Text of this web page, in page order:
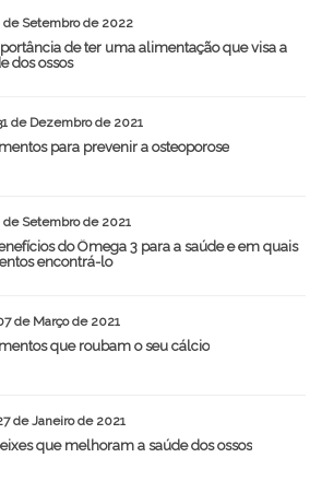
de Setembro de 2022
de ter uma alimentação que visa a
dos ossos
de Dezembro de 2021
para prevenir a osteoporose
de Setembro de 2021
do Ômega 3 para a saúde e em quais
encontrá-lo
de Março de 2021
que roubam o seu cálcio
de Janeiro de 2021
que melhoram a saúde dos ossos